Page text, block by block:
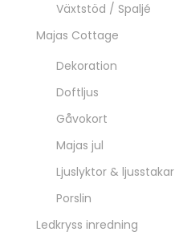
Växtstöd / Spaljé
Majas Cottage
Dekoration
Doftljus
Gåvokort
Majas jul
Ljuslyktor & ljusstakar
Porslin
Ledkryss inredning